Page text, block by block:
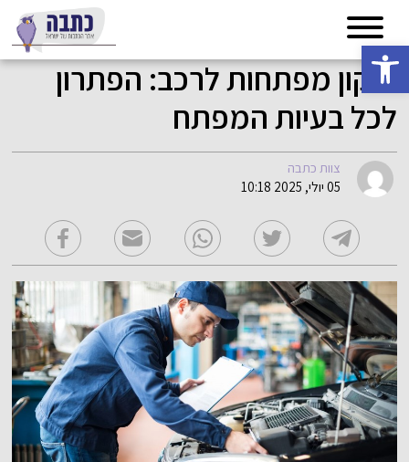
פתח סרגל נגישות
תיקון מפתחות לרכב: הפתרון
לכל בעיות המפתח
צוות כתבה
05 יולי, 2025 10:18